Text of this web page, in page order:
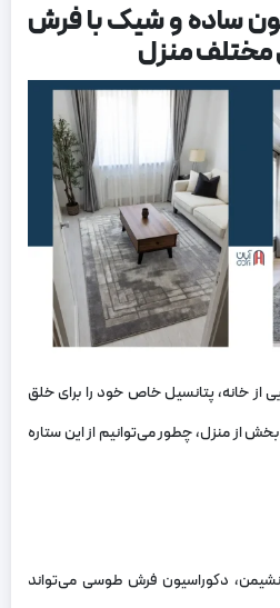
ساده و شیک با فرش
منزل
خانه، پتانسیل خاص خود را برای خلق
بخش از منزل، چطور می‌توانیم از این ستاره
دکوراسیون فرش طوسی می‌تواند